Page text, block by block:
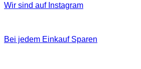
Wir sind auf Instagram
Bei jedem Einkauf Sparen